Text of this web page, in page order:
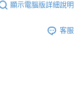
顯示電腦版詳細說明
客服